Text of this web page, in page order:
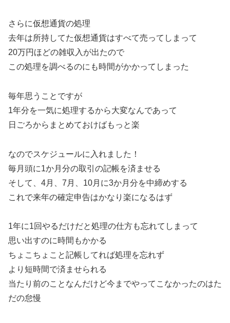
さらに仮想通貨の処理
去年は所持してた仮想通貨はすべて売ってしまって
20万円ほどの雑収入が出たので
この処理を調べるのにも時間がかかってしまった
毎年思うことですが
1年分を一気に処理するから大変なんであって
日ごろからまとめておけばもっと楽
なのでスケジュールに入れました！
毎月頭に1か月分の取引の記帳を済ませる
そして、4月、7月、10月に3か月分を中締めする
これで来年の確定申告はかなり楽になるはず
1年に1回やるだけだと処理の仕方も忘れてしまって
思い出すのに時間もかかる
ちょこちょこと記帳してれば処理を忘れず
より短時間で済ませられる
当たり前のことなんだけど今までやってこなかったのはた
だの怠慢